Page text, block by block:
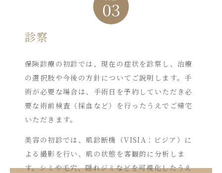
03
診察
保険診療の初診では、現在の症状を診察し、治療
の選択肢や今後の方針についてご説明します。手
術が必要な場合は、手術日を予約していただき必
要な術前検査（採血など）を行ったうえでご帰宅
いただきます。
美容の初診では、肌診断機（VISIA：ビジア）に
よる撮影を行い、肌の状態を客観的に分析しま
す。シミや毛穴、隠れジミなどを可視化したうえ